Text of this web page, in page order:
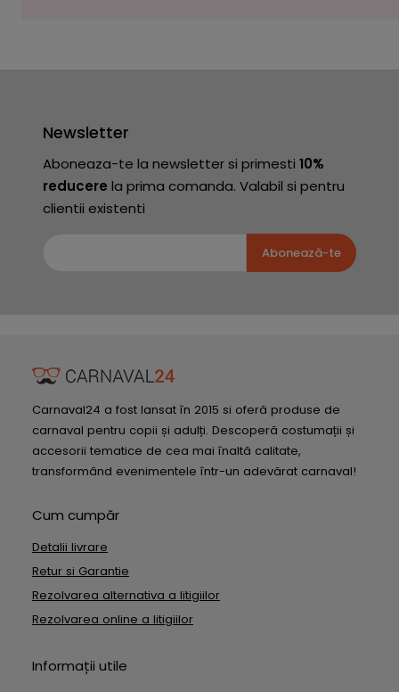
Newsletter
Aboneaza-te la newsletter si primesti 10%
reducere la prima comanda. Valabil si pentru
clientii existenti
Abonează-te
Carnaval24 a fost lansat în 2015 si oferă produse de
carnaval pentru copii și adulți. Descoperă costumații și
accesorii tematice de cea mai înaltă calitate,
transformând evenimentele într-un adevărat carnaval!
Cum cumpăr
Detalii livrare
Retur si Garantie
Rezolvarea alternativa a litigiilor
Rezolvarea online a litigiilor
Informații utile